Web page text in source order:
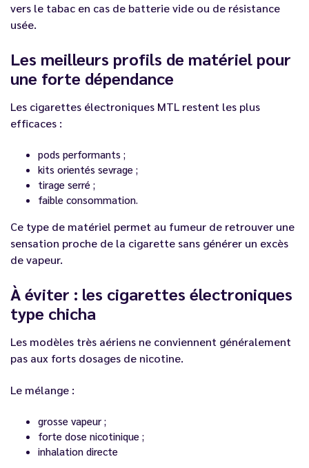
vers le tabac en cas de batterie vide ou de résistance
usée.
Les meilleurs profils de matériel pour
une forte dépendance
Les cigarettes électroniques MTL restent les plus
efficaces :
pods performants ;
kits orientés sevrage ;
tirage serré ;
faible consommation.
Ce type de matériel permet au fumeur de retrouver une
sensation proche de la cigarette sans générer un excès
de vapeur.
À éviter : les cigarettes électroniques
type chicha
Les modèles très aériens ne conviennent généralement
pas aux forts dosages de nicotine.
Le mélange :
grosse vapeur ;
forte dose nicotinique ;
inhalation directe